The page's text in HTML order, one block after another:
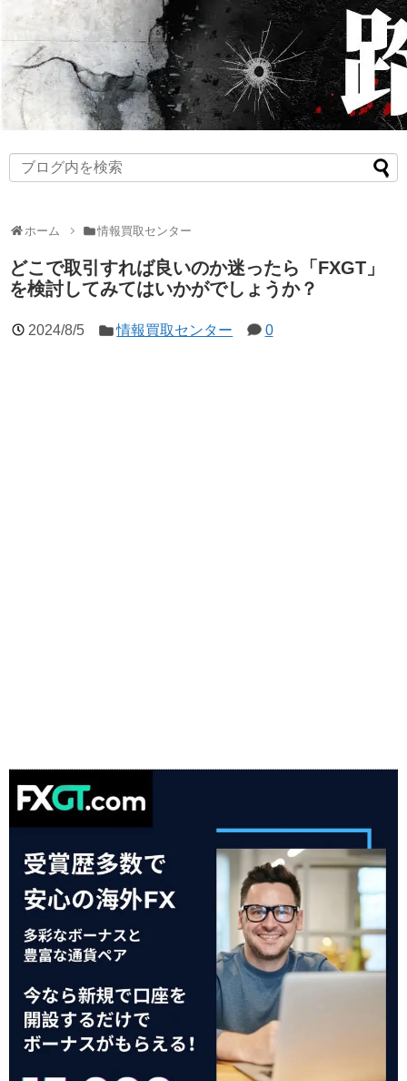
ホーム 情報買取センター
どこで取引すれば良いのか迷ったら「FXGT」
を検討してみてはいかがでしょうか？
2024/8/5 情報買取センター 0